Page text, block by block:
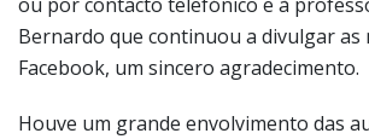
Bernardo que continuou a divulgar as
Facebook, um sincero agradecimento.
Houve um grande envolvimento das